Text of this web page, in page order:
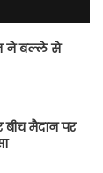
ने बल्ले से
मैदान पर